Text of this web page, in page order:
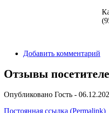
Добавить комментарий
Отзывы
Опубликовано Гость -
Постоянная ссылка (Permalink)